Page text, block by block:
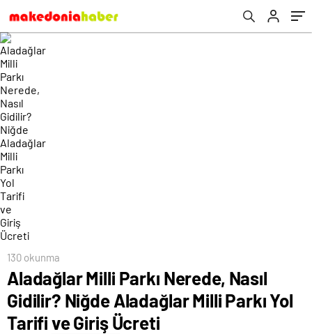
130 okunma
Aladağlar Milli Parkı Nerede, Nasıl
Gidilir? Niğde Aladağlar Milli Parkı Yol
Tarifi ve Giriş Ücreti